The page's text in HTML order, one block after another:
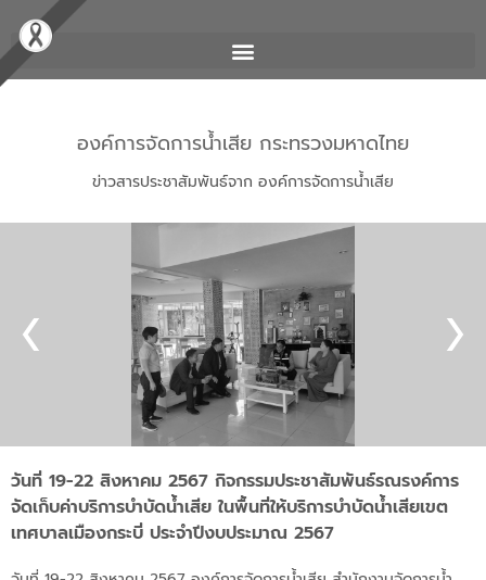
องค์การจัดการน้ำเสีย กระทรวงมหาดไทย
ข่าวสารประชาสัมพันธ์จาก องค์การจัดการน้ำเสีย
วันที่ 19-22 สิงหาคม 2567 กิจกรรมประชาสัมพันธ์รณรงค์การ
จัดเก็บค่าบริการบำบัดน้ำเสีย ในพื้นที่ให้บริการบำบัดน้ำเสียเขต
เทศบาลเมืองกระบี่ ประจำปีงบประมาณ 2567